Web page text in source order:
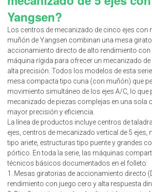
Yangsen?
Los centros de mecanizado de cinco ejes con
muñón de Yangsen combinan una mesa
accionamiento directo de alto rendimiento
máquina rígida para ofrecer un mecanizado de
alta precisión. Todos los modelos de esta
mesa compacta tipo cuna (con muñón) que
movimiento simultáneo de los ejes A/C, lo que
mecanizado de piezas complejas en una sola
mayor precisión y eficiencia.
La línea de productos incluye centros de
ejes, centros de mecanizado vertical de 5 ejes,
tipo ariete, estructuras tipo puente y grandes
pórtico. En toda la serie, las máquinas
técnicos básicos documentados en el folleto:
1. Mesas giratorias de accionamiento directo
rendimiento con juego cero y alta respuesta